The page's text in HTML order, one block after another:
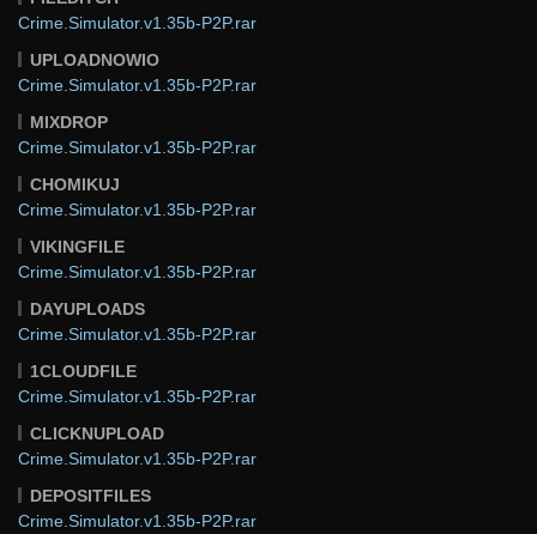
Crime.Simulator.v1.35b-P2P.rar
UPLOADNOWIO
Crime.Simulator.v1.35b-P2P.rar
MIXDROP
Crime.Simulator.v1.35b-P2P.rar
CHOMIKUJ
Crime.Simulator.v1.35b-P2P.rar
VIKINGFILE
Crime.Simulator.v1.35b-P2P.rar
DAYUPLOADS
Crime.Simulator.v1.35b-P2P.rar
1CLOUDFILE
Crime.Simulator.v1.35b-P2P.rar
CLICKNUPLOAD
Crime.Simulator.v1.35b-P2P.rar
DEPOSITFILES
Crime.Simulator.v1.35b-P2P.rar